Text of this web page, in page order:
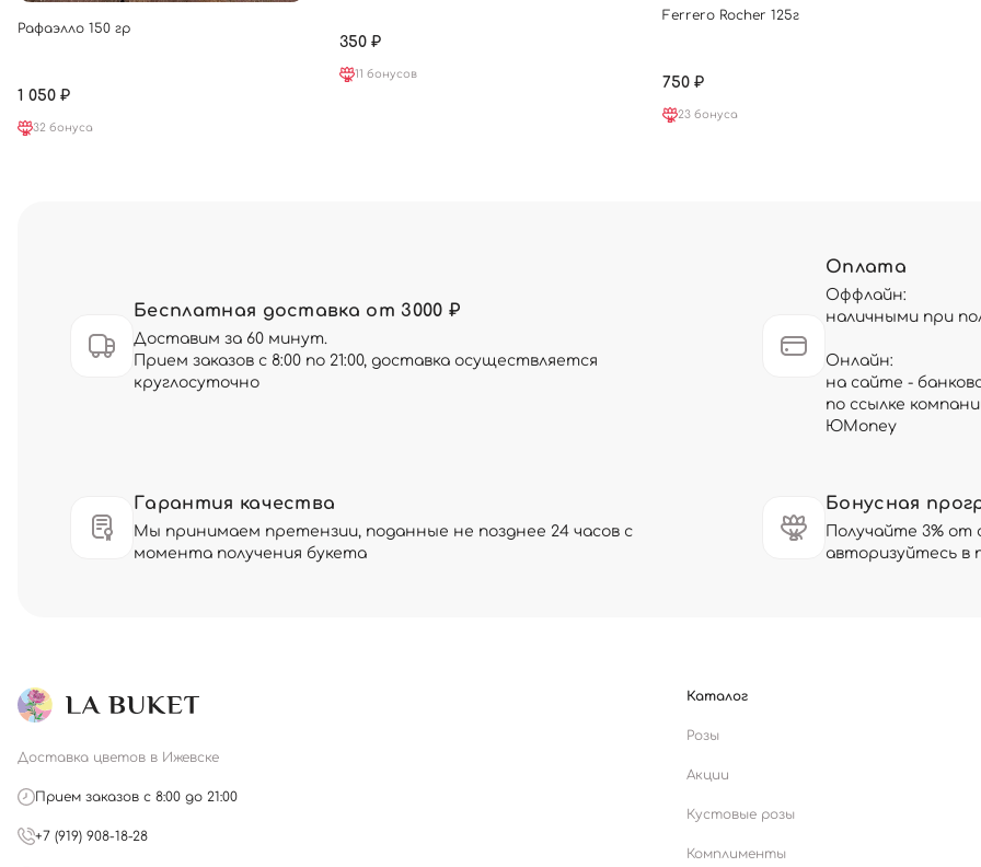
Рафаэлло 150 гр
1 050 ₽
32 бонуса
350 ₽
11 бонусов
Ferrero Rocher 125г
750 ₽
23 бонуса
Бесплатная доставка от 3000 ₽
Доставим за 60 минут.
Прием заказов с 8:00 по 21:00, доставка осуществляется
круглосуточно
Оплата
Оффлайн:
наличными при
Онлайн:
на сайте -
по ссылке
ЮMoney
Гарантия качества
Мы принимаем претензии, поданные не позднее 24 часов с
момента получения букета
Бонусная
Получайте 3% от
авторизуйтесь в
Доставка цветов в Ижевске
Прием заказов с 8:00 до 21:00
+7 (919) 908-18-28
Каталог
Розы
Акции
Кустовые розы
Комплименты